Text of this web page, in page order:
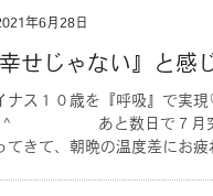
年6月28日
幸せじゃない』と
ナス１０歳を『呼吸』で実
あと数日で７月突入
てきて、朝晩の温度差にお